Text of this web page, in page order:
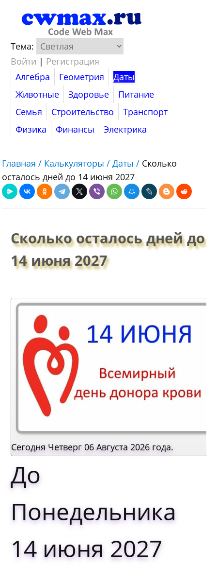
Тема:
Войти | Регистрация
Алгебра
Геометрия
Даты
Животные
Здоровье
Питание
Семья
Строительство
Транспорт
Физика
Финансы Электрика
Главная / Калькуляторы /Даты / Сколько
осталось дней до 14 июня 2027
Сколько осталось дней до
14 июня 2027
Сегодня Четверг 06 Августа 2026 года.
До
Понедельника
14 июня 2027